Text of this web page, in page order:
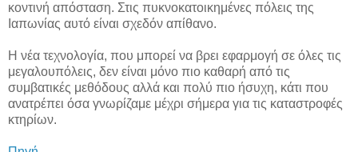
κοντινή απόσταση. Στις πυκνοκατοικημένες πόλεις της
Ιαπωνίας αυτό είναι σχεδόν απίθανο.
Η νέα τεχνολογία, που μπορεί να βρει εφαρμογή σε όλες τις
μεγαλουπόλεις, δεν είναι μόνο πιο καθαρή από τις
συμβατικές μεθόδους αλλά και πολύ πιο ήσυχη, κάτι που
ανατρέπει όσα γνωρίζαμε μέχρι σήμερα για τις καταστροφές
κτηρίων.